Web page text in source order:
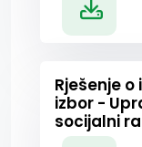
Rješenje
izbor -
socijalni